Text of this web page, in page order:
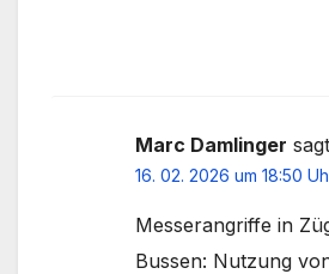
Marc Damlinger
16. 02. 2026 um 18:50
Messerangriffe in
Bussen: Nutzung